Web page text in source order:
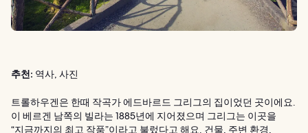
추천: 역사, 사진
트롤하우겐은 한때 작곡가 에드바르드 그리그의 집이었던 곳이에요.
이 베르겐 남쪽의 빌라는 1885년에 지어졌으며 그리그는 이곳을
“지금까지의 최고 작품”이라고 불렀다고 해요. 건물, 주변 환경,